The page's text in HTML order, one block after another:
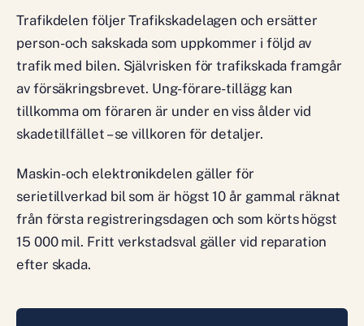
Trafikdelen följer Trafikskadelagen och ersätter
person- och sakskada som uppkommer i följd av
trafik med bilen. Självrisken för trafikskada framgår
av försäkringsbrevet. Ung-förare-tillägg kan
tillkomma om föraren är under en viss ålder vid
skadetillfället – se villkoren för detaljer.
Maskin- och elektronikdelen gäller för
serietillverkad bil som är högst 10 år gammal räknat
från första registreringsdagen och som körts högst
15 000 mil. Fritt verkstadsval gäller vid reparation
efter skada.